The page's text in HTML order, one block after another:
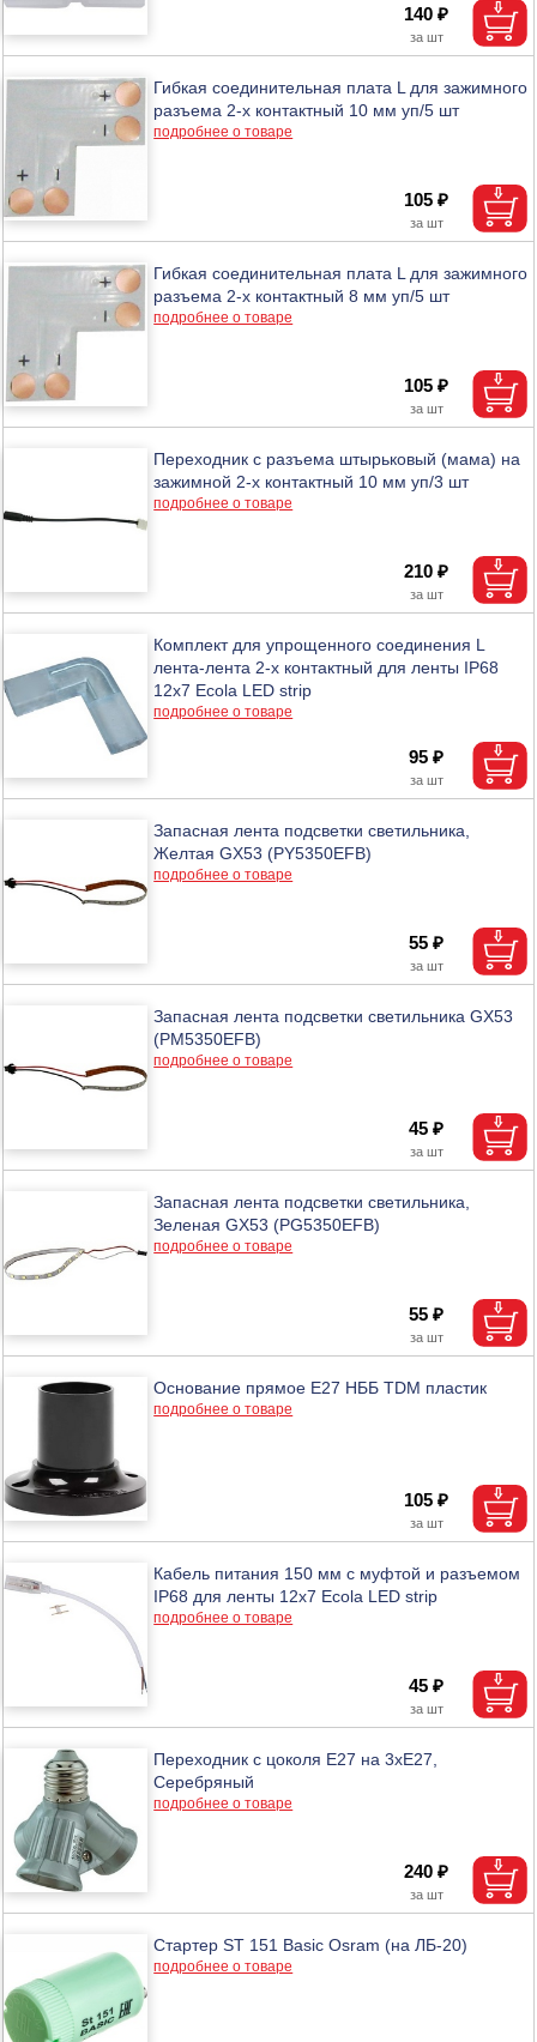
140 ₽
Гибкая соединительная плата L для зажимного
разъема 2-х контактный 10 мм уп/5 шт
подробнее о товаре
105 ₽
Гибкая соединительная плата L для зажимного
разъема 2-х контактный 8 мм уп/5 шт
подробнее о товаре
105 ₽
Переходник с разъема штырьковый (мама) на
зажимной 2-х контактный 10 мм уп/3 шт
подробнее о товаре
210 ₽
Комплект для упрощенного соединения L
лента-лента 2-х контактный для ленты IP68
12х7 Ecola LED strip
подробнее о товаре
95 ₽
Запасная лента подсветки светильника,
Желтая GX53 (PY5350EFB)
подробнее о товаре
55 ₽
Запасная лента подсветки светильника GX53
(PM5350EFB)
подробнее о товаре
45 ₽
Запасная лента подсветки светильника,
Зеленая GX53 (PG5350EFB)
подробнее о товаре
55 ₽
Основание прямое Е27 НББ TDM пластик
подробнее о товаре
105 ₽
Кабель питания 150 мм с муфтой и разъемом
IP68 для ленты 12х7 Ecola LED strip
подробнее о товаре
45 ₽
Переходник с цоколя Е27 на 3хЕ27,
Серебряный
подробнее о товаре
240 ₽
Стартер ST 151 Basic Osram (на ЛБ-20)
подробнее о товаре